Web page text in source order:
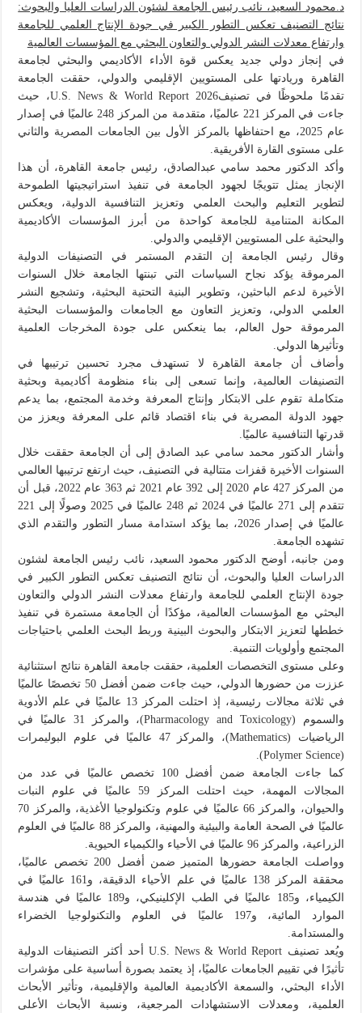
د.محمود السعيد، نائب رئيس الجامعة لشئون الدراسات العليا والبحوث:
نتائج التصنيف تعكس التطور الكبير في جودة الإنتاج العلمي للجامعة
وارتفاع معدلات النشر الدولي والتعاون البحثي مع المؤسسات العالمية
في إنجاز دولي جديد يعكس قوة الأداء الأكاديمي والبحثي لجامعة
القاهرة وريادتها على المستويين الإقليمي والدولي، حققت الجامعة
تقدمًا ملحوظًا في تصنيفU.S. News & World Report 2026، حيث
جاءت في المركز 221 عالميًا، متقدمة من المركز 248 عالميًا في إصدار
عام 2025، مع احتفاظها بالمركز الأول بين الجامعات المصرية والثاني
على مستوى القارة الأفريقية.
وأكد الدكتور محمد سامي عبدالصادق، رئيس جامعة القاهرة، أن هذا
الإنجاز يمثل تتويجًا لجهود الجامعة في تنفيذ استراتيجيتها الطموحة
لتطوير التعليم والبحث العلمي وتعزيز التنافسية الدولية، ويعكس
المكانة المتنامية للجامعة كواحدة من أبرز المؤسسات الأكاديمية
والبحثية على المستويين الإقليمي والدولي.
وقال رئيس الجامعة إن التقدم المستمر في التصنيفات الدولية
المرموقة يؤكد نجاح السياسات التي تبنتها الجامعة خلال السنوات
الأخيرة لدعم الباحثين، وتطوير البنية التحتية البحثية، وتشجيع النشر
العلمي الدولي، وتعزيز التعاون مع الجامعات والمؤسسات البحثية
المرموقة حول العالم، بما ينعكس على جودة المخرجات العلمية
وتأثيرها الدولي.
وأضاف أن جامعة القاهرة لا تستهدف مجرد تحسين ترتيبها في
التصنيفات العالمية، وإنما تسعى إلى بناء منظومة أكاديمية وبحثية
متكاملة تقوم على الابتكار وإنتاج المعرفة وخدمة المجتمع، بما يدعم
جهود الدولة المصرية في بناء اقتصاد قائم على المعرفة ويعزز من
قدرتها التنافسية عالميًا.
وأشار الدكتور محمد سامي عبد الصادق إلى أن الجامعة حققت خلال
السنوات الأخيرة قفزات متتالية في التصنيف، حيث ارتفع ترتيبها العالمي
من المركز 427 عام 2020 إلى 392 عام 2021 ثم 363 عام 2022، قبل أن
تتقدم إلى 271 عالميًا في 2024 ثم 248 عالميًا في 2025 وصولًا إلى 221
عالميًا في إصدار 2026، بما يؤكد استدامة مسار التطور والتقدم الذي
تشهده الجامعة.
ومن جانبه، أوضح الدكتور محمود السعيد، نائب رئيس الجامعة لشئون
الدراسات العليا والبحوث، أن نتائج التصنيف تعكس التطور الكبير في
جودة الإنتاج العلمي للجامعة وارتفاع معدلات النشر الدولي والتعاون
البحثي مع المؤسسات العالمية، مؤكدًا أن الجامعة مستمرة في تنفيذ
خططها لتعزيز الابتكار والبحوث البينية وربط البحث العلمي باحتياجات
المجتمع وأولويات التنمية.
وعلى مستوى التخصصات العلمية، حققت جامعة القاهرة نتائج استثنائية
عززت من حضورها الدولي، حيث جاءت ضمن أفضل 50 تخصصًا عالميًا
في ثلاثة مجالات رئيسية، إذ احتلت المركز 13 عالميًا في علم الأدوية
والسموم (Pharmacology and Toxicology)، والمركز 31 عالميًا في
الرياضيات (Mathematics)، والمركز 47 عالميًا في علوم البوليمرات
كما جاءت الجامعة ضمن أفضل 100 تخصص عالميًا في عدد من
المجالات المهمة، حيث احتلت المركز 59 عالميًا في علوم النبات
والحيوان، والمركز 66 عالميًا في علوم وتكنولوجيا الأغذية، والمركز 70
عالميًا في الصحة العامة والبيئية والمهنية، والمركز 88 عالميًا في العلوم
الزراعية، والمركز 96 عالميًا في الأحياء والكيمياء الحيوية.
وواصلت الجامعة حضورها المتميز ضمن أفضل 200 تخصص عالميًا،
محققة المركز 138 عالميًا في علم الأحياء الدقيقة، و161 عالميًا في
الكيمياء، و185 عالميًا في الطب الإكلينيكي، و189 عالميًا في هندسة
الموارد المائية، و197 عالميًا في العلوم والتكنولوجيا الخضراء
والمستدامة.
ويُعد تصنيف U.S. News & World Report أحد أكثر التصنيفات الدولية
تأثيرًا في تقييم الجامعات عالميًا، إذ يعتمد بصورة أساسية على مؤشرات
الأداء البحثي، والسمعة الأكاديمية العالمية والإقليمية، وتأثير الأبحاث
العلمية، ومعدلات الاستشهادات المرجعية، ونسبة الأبحاث الأعلى